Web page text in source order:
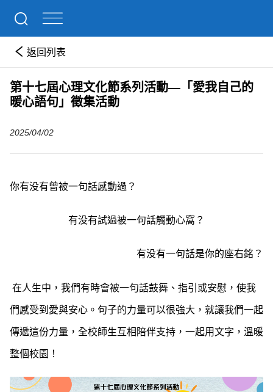
返回列表
第十七屆心理文化節系列活動—「愛我自己的
暖心語句」徵集活動
2025/04/02
你有没有曾被一句話感動過？
有没有試過被一句話觸動心窩？
有没有一句話是你的座右銘？
在人生中，我們有時會被一句話鼓舞、指引或安慰，使我
們感受到愛與安心。句子的力量可以很強大，就讓我們一起
傳遞這份力量，全校師生互相陪伴支持，一起用文字，溫暖
整個校園！